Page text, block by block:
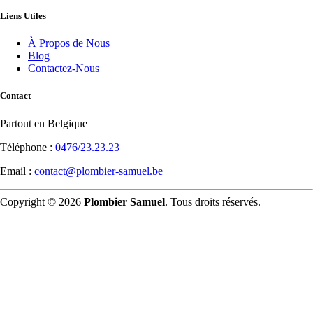
Liens Utiles
À Propos de Nous
Blog
Contactez-Nous
Contact
Partout en Belgique
Téléphone : 0476/23.23.23
Email : contact@plombier-samuel.be
Copyright © 2026 Plombier Samuel. Tous droits réservés.